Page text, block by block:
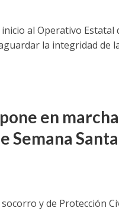
al Operativo Estatal
la integridad de
en marcha
Semana Santa
y de Protección